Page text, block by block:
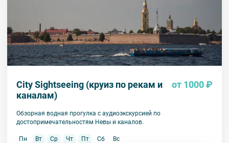
City Sightseeing (круиз по рекам и
каналам)
от 1000 ₽
Обзорная водная прогулка с аудиоэкскурсией по
достопримечательностям Невы и каналов.
Пн Вт Ср Чт Пт Сб Вс